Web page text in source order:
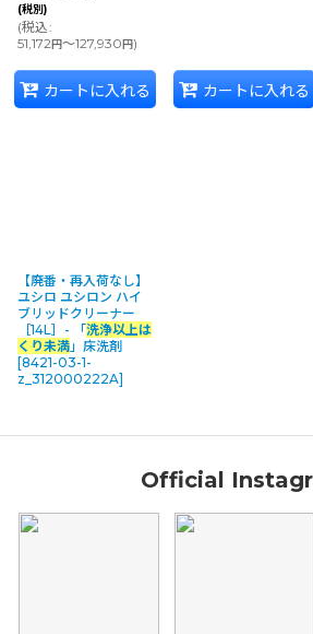
(税別)
(税込:
51,172円～127,930円)
カートに入れる カートに入れる
【廃番・再入荷なし】
ユシロ ユシロン ハイ
ブリッドクリーナー
［14L］- 「洗浄以上は
くり未満 」床洗剤
[8421-03-1-
z_312000222A]
Official